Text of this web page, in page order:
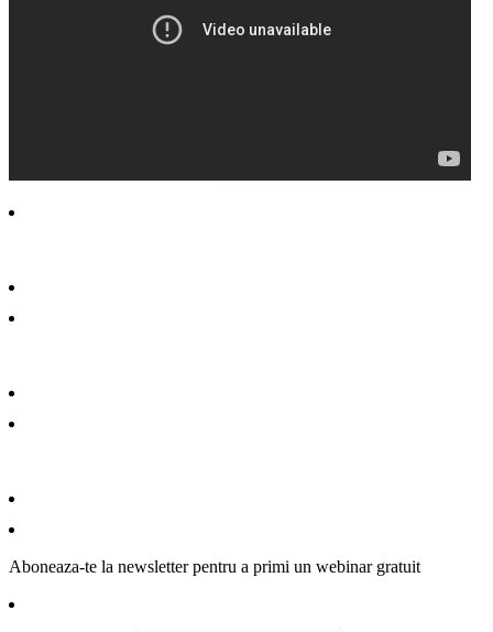
Aboneaza-te la newsletter pentru a primi un webinar gratuit